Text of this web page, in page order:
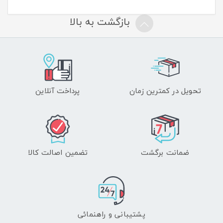
بازگشت به بالا
تحویل در کمترین زمان پرداخت آنلاین
ضمانت برگشت تضمین اصالت کالا
پشتیبانی و راهنمائی